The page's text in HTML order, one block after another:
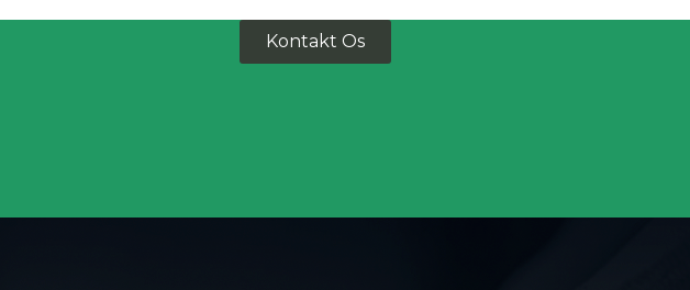
Kontakt Os